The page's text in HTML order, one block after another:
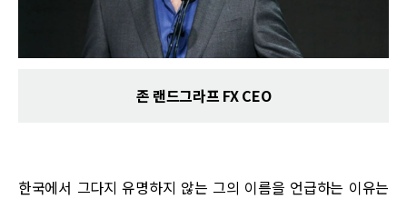
존 랜드그라프 FX CEO
한국에서 그다지 유명하지 않는 그의 이름을 언급하는 이유는